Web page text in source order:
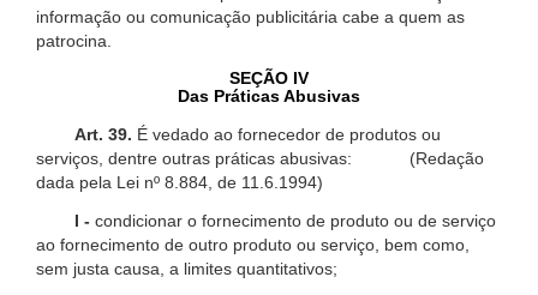
informação ou comunicação publicitária cabe a quem as
patrocina.
SEÇÃO IV
Das Práticas Abusivas
Art. 39. É vedado ao fornecedor de produtos ou
serviços, dentre outras práticas abusivas: (Redação
dada pela Lei nº 8.884, de 11.6.1994)
I - condicionar o fornecimento de produto ou de serviço
ao fornecimento de outro produto ou serviço, bem como,
sem justa causa, a limites quantitativos;